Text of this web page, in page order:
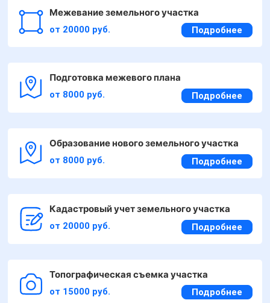
Межевание земельного участка
от 20000 руб. Подробнее
Подготовка межевого плана
от 8000 руб. Подробнее
Образование нового земельного участка
от 8000 руб. Подробнее
Кадастровый учет земельного участка
от 20000 руб. Подробнее
Топографическая съемка участка
от 15000 руб. Подробнее